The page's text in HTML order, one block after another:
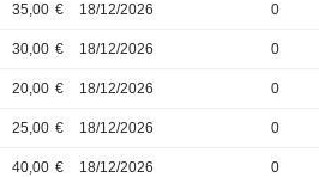
35,00 € 18/12/2026 0
30,00 € 18/12/2026 0
20,00 € 18/12/2026 0
25,00 € 18/12/2026 0
40,00 € 18/12/2026 0